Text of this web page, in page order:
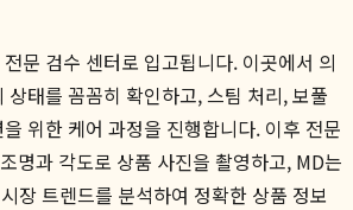
문 검수 센터로 입고됩니다. 이곳에서 의
상태를 꼼꼼히 확인하고, 스팀 처리, 보풀
위한 케어 과정을 진행합니다. 이후 전문
명과 각도로 상품 사진을 촬영하고, MD는
장 트렌드를 분석하여 정확한 상품 정보